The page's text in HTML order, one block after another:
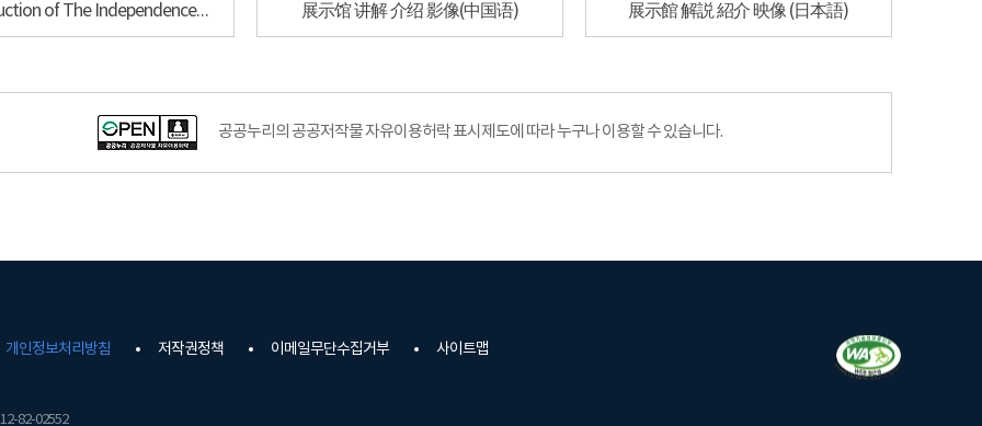
Introduction of The Independence hall of Korea(English) 展示馆 讲解 介绍 影像(中国语) 展示館 解説 紹介 映像 (日本語)
공공누리공공저작물자유이용허락–출처표시이미지
공공누리의 공공저작물 자유이용허락 표시제도에 따라 누구나 이용할 수 있습니다.
개인정보처리방침 저작권정책 이메일무단수집거부 사이트맵
82-02552